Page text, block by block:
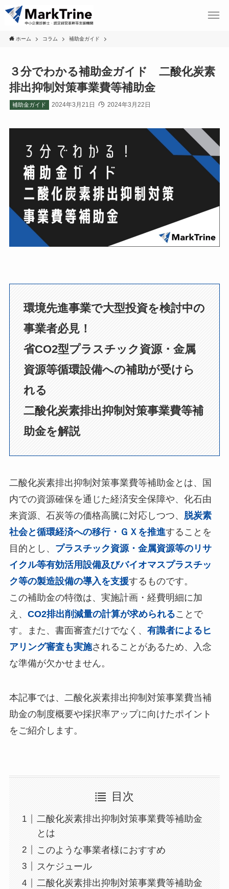
ホーム コラム 補助金ガイド
３分でわかる補助金ガイド 二酸化炭素
排出抑制対策事業費等補助金
補助金ガイド 2024年3月21日 2024年3月22日
環境先進事業で大型投資を検討中の
事業者必見！
省CO2型プラスチック資源・金属
資源等循環設備への補助が受けら
れる
二酸化炭素排出抑制対策事業費等補
助金を解説
二酸化炭素排出抑制対策事業費等補助金とは、国
内での資源確保を通じた経済安全保障や、化石由
来資源、石炭等の価格高騰に対応しつつ、 脱炭素
社会と循環経済への移行・ＧＸを推進することを
目的とし、 プラスチック資源・金属資源等のリサ
イクル等有効活用設備及びバイオマスプラスチッ
ク等の製造設備の導入を支援するものです。
この補助金の特徴は、実施計画・経費明細に加
え、 CO2排出削減量の計算が求められることで
す。また、書面審査だけでなく、 有識者によるヒ
アリング審査も実施されることがあるため、入念
な準備が欠かせません。
本記事では、二酸化炭素排出抑制対策事業費当補
助金の制度概要や採択率アップに向けたポイント
をご紹介します。
目次
二酸化炭素排出抑制対策事業費等補助金
とは
このような事業者様におすすめ
スケジュール
二酸化炭素排出抑制対策事業費等補助金